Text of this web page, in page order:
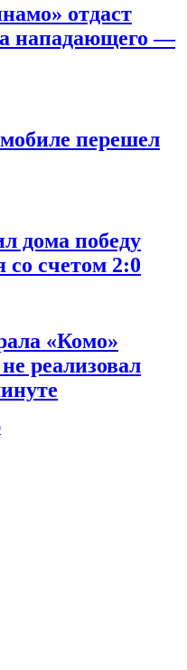
отдаст
нападающего —
перешел
дома победу
со счетом 2:0
«Комо»
реализовал